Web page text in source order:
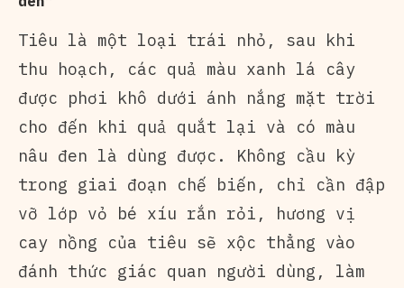
Tiêu là một loại trái nhỏ, sau khi
thu hoạch, các quả màu xanh lá cây
được phơi khô dưới ánh nắng mặt trời
cho đến khi quả quắt lại và có màu
nâu đen là dùng được. Không cầu kỳ
trong giai đoạn chế biến, chỉ cần đập
vỡ lớp vỏ bé xíu rắn rỏi, hương vị
cay nồng của tiêu sẽ xộc thẳng vào
đánh thức giác quan người dùng, làm